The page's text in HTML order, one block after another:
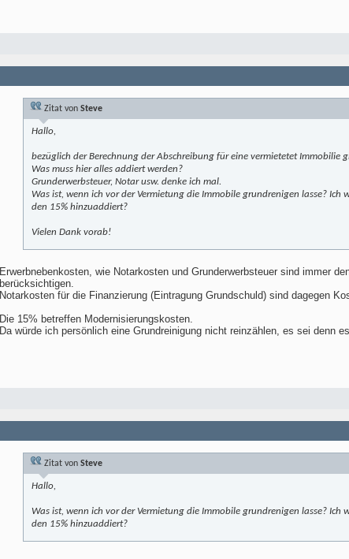
Zitat von Steve
Hallo,
bezüglich der Berechnung der Abschreibung für eine vermietetet Immobilie
Was muss hier alles addiert werden?
Grunderwerbsteuer, Notar usw. denke ich mal.
Was ist, wenn ich vor der Vermietung die Immobile grundrenigen lasse?
den 15% hinzuaddiert?
Vielen Dank vorab!
Erwerbnebenkosten, wie Notarkosten und Grunderwerbsteuer sind immer
berücksichtigen.
Notarkosten für die Finanzierung (Eintragung Grundschuld) sind dagegen
Die 15% betreffen Modernisierungskosten.
Da würde ich persönlich eine Grundreinigung nicht reinzählen, es sei denn
Zitat von Steve
Hallo,
Was ist, wenn ich vor der Vermietung die Immobile grundrenigen lasse?
den 15% hinzuaddiert?